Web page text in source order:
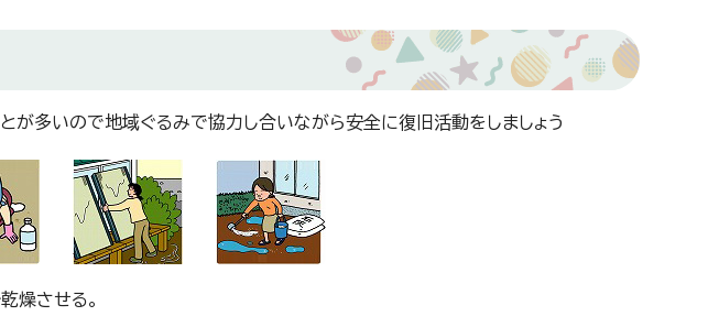
が多いので地域ぐるみで協力し合いながら安全に復旧活動をしましょう
燥させる。